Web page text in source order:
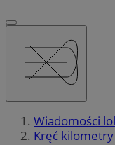
Wiadomości
Kręć kilometry